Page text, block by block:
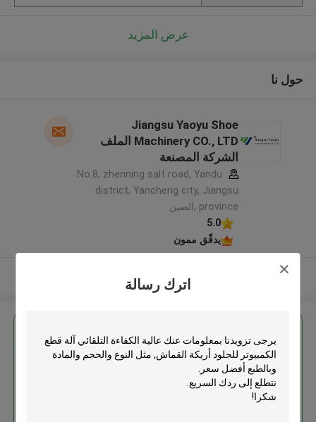
اترك رسالة
عرض المزيد
حول نا
Jiangsu Yaoyu Shoe
Machinery CO., LTD الملف
الشركة المصنعة
No.8, zhenning salt road, Yandu
district, Yancheng city, Jiangsu
province ,الصين
5.0
يدقّق ممون
عرض المزيد
عالية الكفاءة التلقائي آلة قطع
الكمبيوتر للجلود أريكة القماش